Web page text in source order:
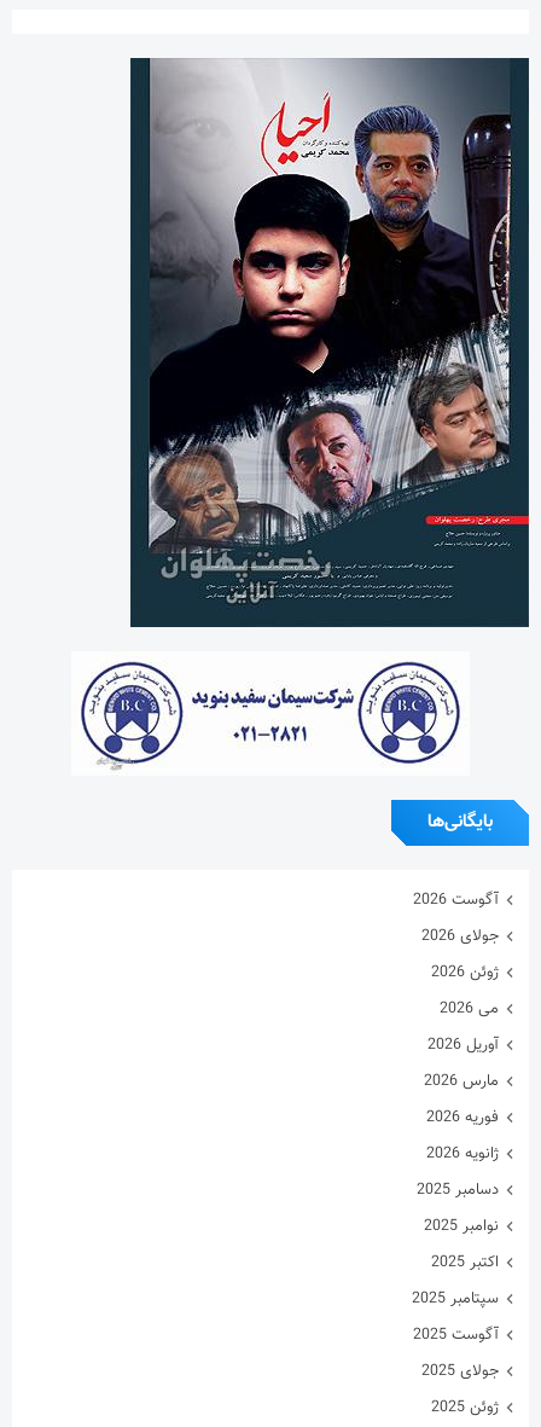
بایگانی‌ها
آگوست 2026
جولای 2026
ژوئن 2026
می 2026
آوریل 2026
مارس 2026
فوریه 2026
ژانویه 2026
دسامبر 2025
نوامبر 2025
اکتبر 2025
سپتامبر 2025
آگوست 2025
جولای 2025
ژوئن 2025